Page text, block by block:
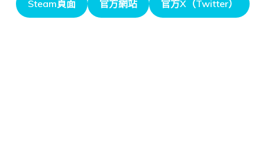
Steam頁面 官方網站 官方X（Twitter）